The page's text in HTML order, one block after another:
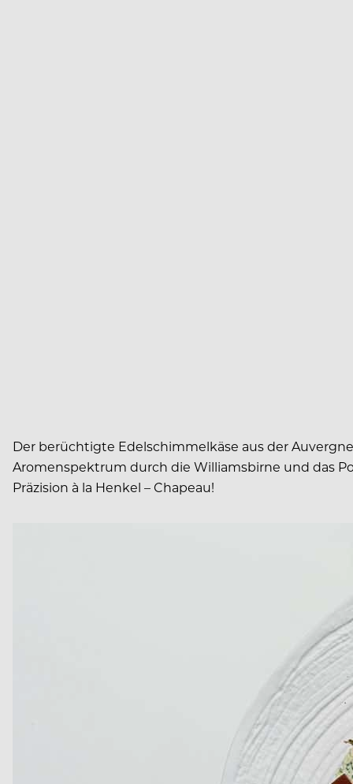
Der berüchtigte Edelschimmelkäse aus der
Aromenspektrum durch die Williamsbirne und das
Präzision à la Henkel – Chapeau!